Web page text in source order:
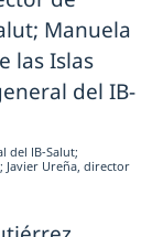
del IB-Salut;
Javier Ureña, director